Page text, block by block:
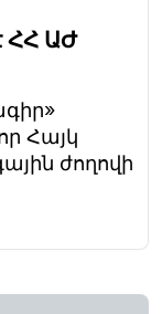
ՀՀ ԱԺ
Հայկ
ժողովի